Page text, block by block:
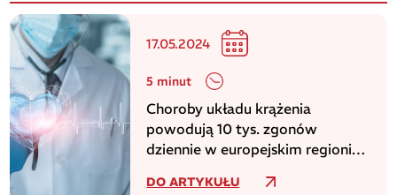
17.05.2024
5 minut
Choroby układu krążenia
powodują 10 tys. zgonów
dziennie w europejskim regionie
DO ARTYKUŁU